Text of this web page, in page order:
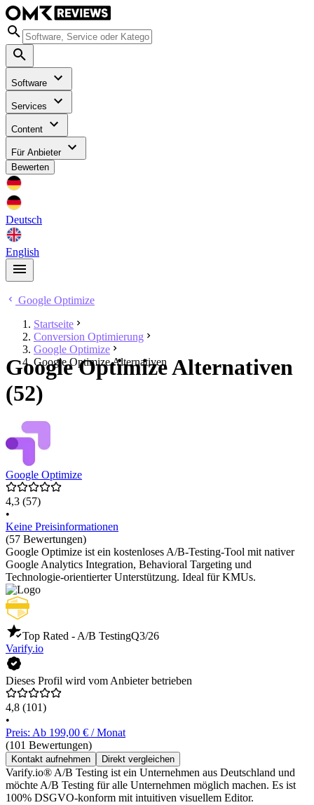
Software
Services
Content
Für Anbieter
Bewerten
Deutsch
English
Google Optimize
Startseite
Conversion Optimierung
Google Optimize
Google Optimize Alternativen
Google Optimize Alternativen
(52)
Google Optimize
4,3 (57)
•
Keine Preisinformationen
(57 Bewertungen)
Google Optimize ist ein kostenloses A/B-Testing-Tool mit nativer
Google Analytics Integration, Behavioral Targeting und
Technologie-orientierter Unterstützung. Ideal für KMUs.
Top Rated - A/B TestingQ3/26
Varify.io
Dieses Profil wird vom Anbieter betrieben
4,8 (101)
•
Preis: Ab 199,00 € / Monat
(101 Bewertungen)
Kontakt aufnehmen Direkt vergleichen
Varify.io® A/B Testing ist ein Unternehmen aus Deutschland und
möchte A/B Testing für alle Unternehmen möglich machen. Es ist
100% DSGVO-konform mit intuitiven visuellem Editor.